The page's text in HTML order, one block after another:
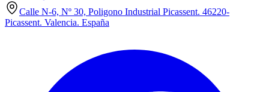
Calle N-6, Nº 30, Poligono Industrial Picassent. 46220-
Picassent. Valencia. España